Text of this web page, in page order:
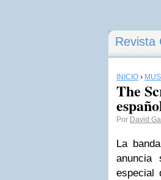
Revista
INICIO ›
The
Por David
La
anuncia
especial